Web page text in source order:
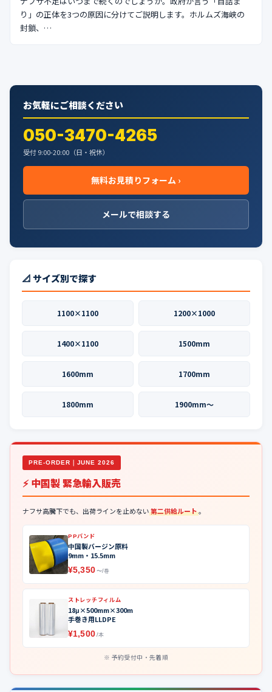
り」の正体を3つの原因に分けてご説明します。ホルムズ海峡の
封鎖、…
お気軽にご相談ください
050-3470-4265
受付 9:00-20:00（日・祝休）
無料お見積りフォーム ›
メールで相談する
📐 サイズ別で探す
1100×1100 1200×1000
1400×1100 1500mm
1600mm 1700mm
1800mm 1900mm〜
PRE-ORDER｜JUNE 2026
⚡ 中国製 緊急輸入販売
ナフサ高騰下でも、出荷ラインを止めない第二供給ルート。
PPバンド
中国製バージン原料
9mm・15.5mm
¥5,350 〜/巻
ストレッチフィルム
18μ×500mm×300m
手巻き用LLDPE
¥1,500 /本
予約受付中・先着順